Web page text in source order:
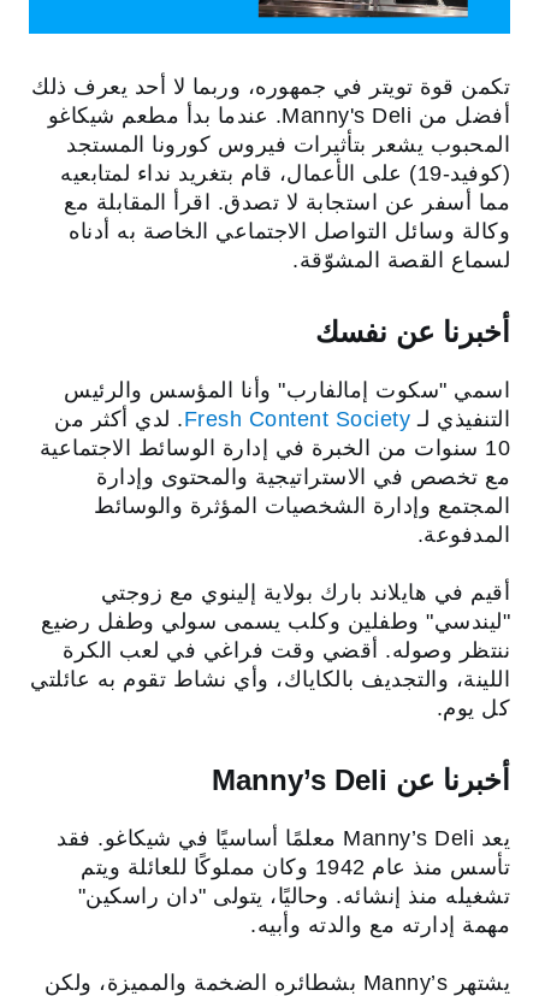
تكمن قوة تويتر في جمهوره، وربما لا أحد يعرف ذلك
أفضل من Manny's Deli. عندما بدأ مطعم شيكاغو
المحبوب يشعر بتأثيرات فيروس كورونا المستجد
(كوفيد-19) على الأعمال، قام بتغريد نداء لمتابعيه
مما أسفر عن استجابة لا تصدق. اقرأ المقابلة مع
وكالة وسائل التواصل الاجتماعي الخاصة به أدناه
لسماع القصة المشوّقة.
أخبرنا عن نفسك
اسمي "سكوت إمالفارب" وأنا المؤسس والرئيس
التنفيذي لـ Fresh Content Society. لدي أكثر من
10 سنوات من الخبرة في إدارة الوسائط الاجتماعية
مع تخصص في الاستراتيجية والمحتوى وإدارة
المجتمع وإدارة الشخصيات المؤثرة والوسائط
المدفوعة.
أقيم في هايلاند بارك بولاية إلينوي مع زوجتي
"ليندسي" وطفلين وكلب يسمى سولي وطفل رضيع
ننتظر وصوله. أقضي وقت فراغي في لعب الكرة
اللينة، والتجديف بالكاياك، وأي نشاط تقوم به عائلتي
كل يوم.
أخبرنا عن Manny’s Deli
يعد Manny’s Deli معلمًا أساسيًا في شيكاغو. فقد
تأسس منذ عام 1942 وكان مملوكًا للعائلة ويتم
تشغيله منذ إنشائه. وحاليًا، يتولى "دان راسكين"
مهمة إدارته مع والدته وأبيه.
يشتهر Manny’s بشطائره الضخمة والمميزة، ولكن